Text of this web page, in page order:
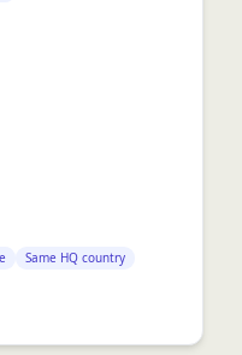
Same HQ country